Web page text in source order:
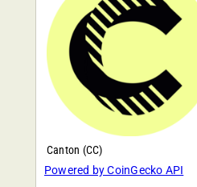
Canton (CC)
Powered by CoinGecko API